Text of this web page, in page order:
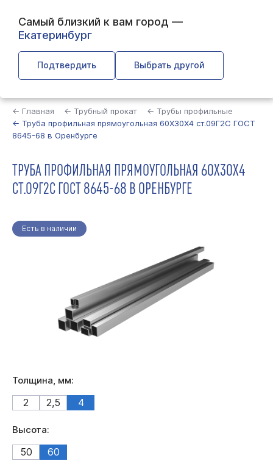
Самый близкий к вам город —
Екатеринбург
Подтвердить Выбрать другой
← Главная ← Трубный прокат
← Трубы профильные
← Труба профильная прямоугольная 60Х30Х4 ст.09Г2С ГОСТ
8645-68 в Оренбурге
ТРУБА ПРОФИЛЬНАЯ ПРЯМОУГОЛЬНАЯ 60Х30Х4
СТ.09Г2С ГОСТ 8645-68 В ОРЕНБУРГЕ
Есть в наличии
Толщина, мм:
2 2,5 4
Высота:
50 60